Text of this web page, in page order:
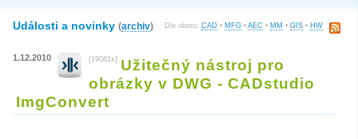
Dle oboru: CAD • MFG • AEC • MM • GIS • HW
Události a novinky (archiv)
1.12.2010 [19081x]
Užitečný nástroj pro
obrázky v DWG - CADstudio
ImgConvert